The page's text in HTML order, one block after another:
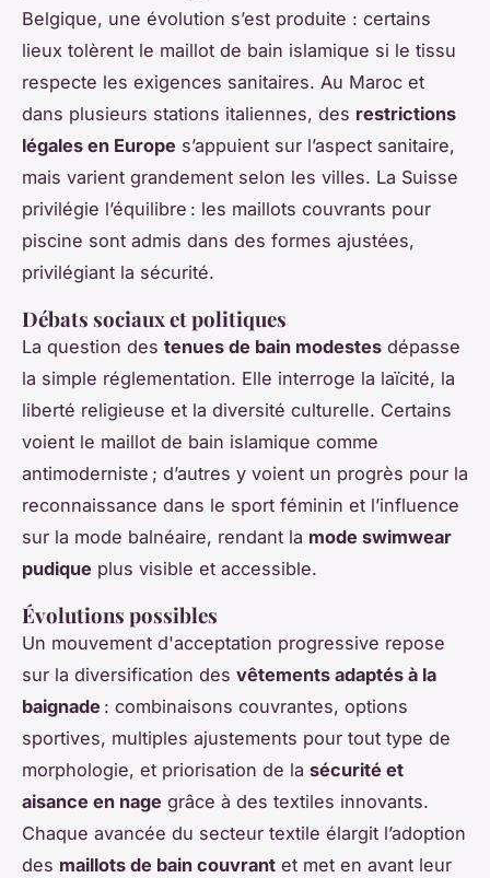
Belgique, une évolution s’est produite : certains
lieux tolèrent le maillot de bain islamique si le tissu
respecte les exigences sanitaires. Au Maroc et
dans plusieurs stations italiennes, des restrictions
légales en Europe s’appuient sur l’aspect sanitaire,
mais varient grandement selon les villes. La Suisse
privilégie l’équilibre : les maillots couvrants pour
piscine sont admis dans des formes ajustées,
privilégiant la sécurité.
Débats sociaux et politiques
La question des tenues de bain modestes dépasse
la simple réglementation. Elle interroge la laïcité, la
liberté religieuse et la diversité culturelle. Certains
voient le maillot de bain islamique comme
antimoderniste ; d’autres y voient un progrès pour la
reconnaissance dans le sport féminin et l’influence
sur la mode balnéaire, rendant la mode swimwear
pudique plus visible et accessible.
Évolutions possibles
Un mouvement d'acceptation progressive repose
sur la diversification des vêtements adaptés à la
baignade : combinaisons couvrantes, options
sportives, multiples ajustements pour tout type de
morphologie, et priorisation de la sécurité et
aisance en nage grâce à des textiles innovants.
Chaque avancée du secteur textile élargit l’adoption
des maillots de bain couvrant et met en avant leur